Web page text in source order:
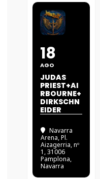
18
AGO
JUDAS
PRIEST+AI
RBOURNE+
DIRKSCHN
EIDER
Navarra
Arena, Pl.
Aizagerria, nº
1, 31006
Pamplona,
Navarra